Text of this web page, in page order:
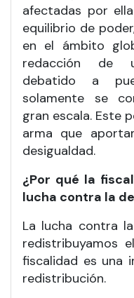
afectadas por
equilibrio de
en el ámbito
redacción de
debatido a
solamente se
gran escala. Este
arma que
desigualdad.
¿Por qué la
lucha contra la
La lucha contra
redistribuyamos
fiscalidad es una
redistribución.